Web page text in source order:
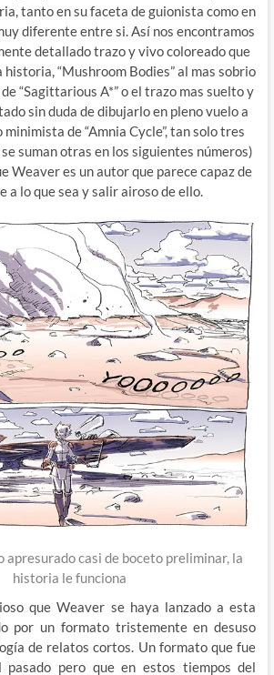
tanto en su faceta de guionista como en
diferente entre si. Así nos encontramos
detallado trazo y vivo coloreado que
“Mushroom Bodies” al mas sobrio
“Sagittarious A*” o el trazo mas suelto y
sin duda de dibujarlo en pleno vuelo a
de “Amnia Cycle”, tan solo tres
suman otras en los siguientes números)
Weaver es un autor que parece capaz de
a lo que sea y salir airoso de ello.
apresurado casi de boceto preliminar, la
historia le funciona
que Weaver se haya lanzado a esta
por un formato tristemente en desuso
de relatos cortos. Un formato que fue
pasado pero que en estos tiempos del